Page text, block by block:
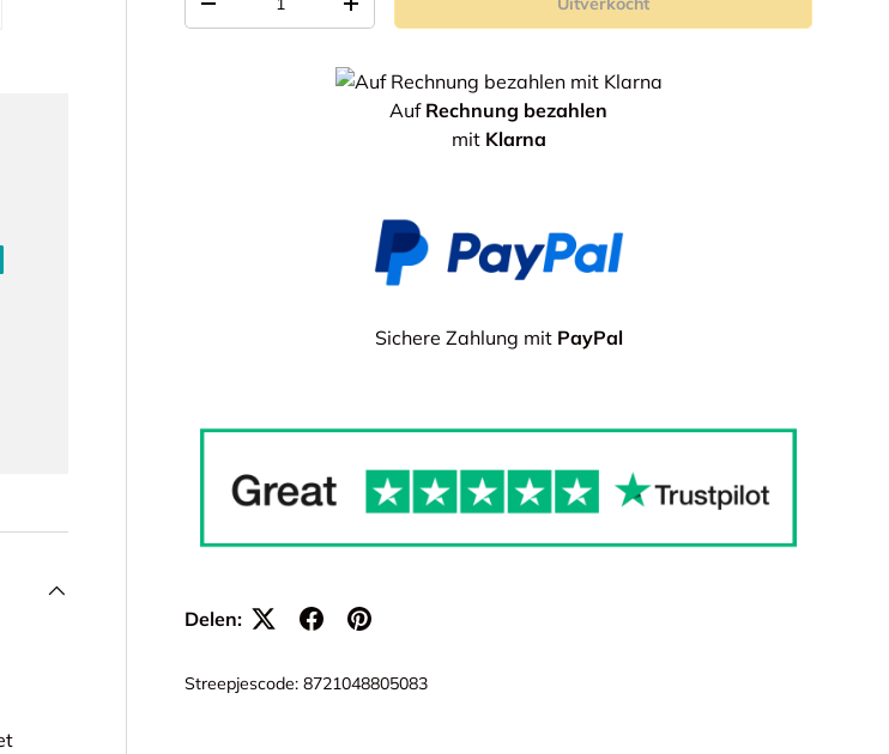
-
+
AufRechnung bezahlen
mit Klarna
Sichere Zahlung mit PayPal
Delen:
Streepjescode: 8721048805083